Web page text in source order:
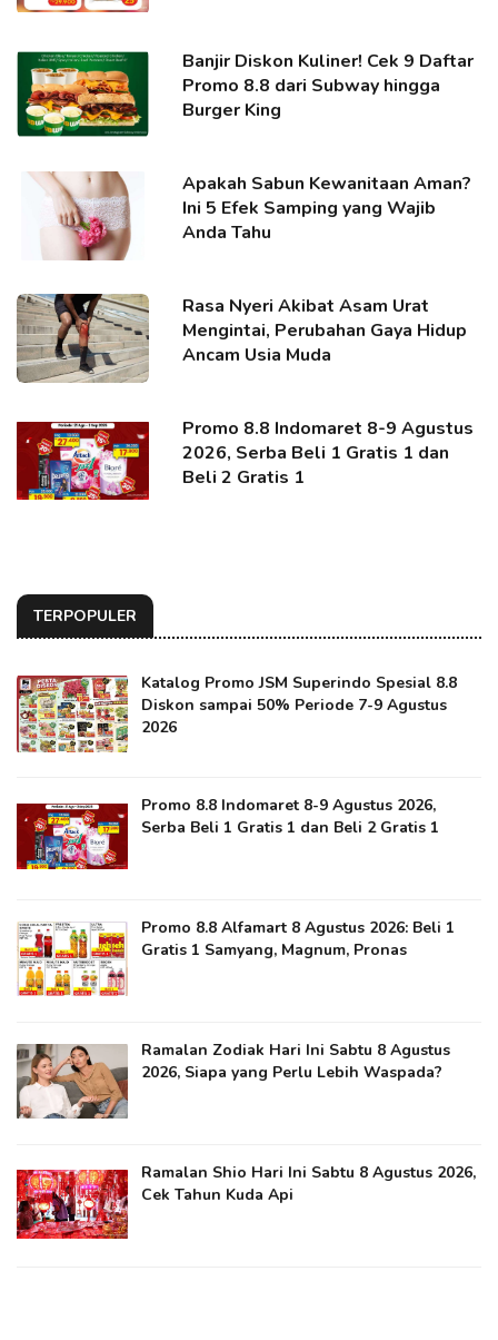
Banjir Diskon Kuliner! Cek 9 Daftar
Promo 8.8 dari Subway hingga
Burger King
Apakah Sabun Kewanitaan Aman?
Ini 5 Efek Samping yang Wajib
Anda Tahu
Rasa Nyeri Akibat Asam Urat
Mengintai, Perubahan Gaya Hidup
Ancam Usia Muda
Promo 8.8 Indomaret 8-9 Agustus
2026, Serba Beli 1 Gratis 1 dan
Beli 2 Gratis 1
TERPOPULER
Katalog Promo JSM Superindo Spesial 8.8
Diskon sampai 50% Periode 7-9 Agustus
2026
Promo 8.8 Indomaret 8-9 Agustus 2026,
Serba Beli 1 Gratis 1 dan Beli 2 Gratis 1
Promo 8.8 Alfamart 8 Agustus 2026: Beli 1
Gratis 1 Samyang, Magnum, Pronas
Ramalan Zodiak Hari Ini Sabtu 8 Agustus
2026, Siapa yang Perlu Lebih Waspada?
Ramalan Shio Hari Ini Sabtu 8 Agustus 2026,
Cek Tahun Kuda Api